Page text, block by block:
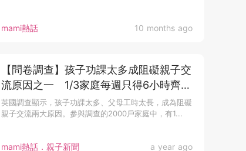
mami熱話 10 months ago
mami熱話．親子新聞 a year ago
【問卷調查】孩子功課太多成阻礙親子交
流原因之一 1/3家庭每週只得6小時齊人
親子時間
英國調查顯示，孩子功課太多、父母工時太長，成為阻礙
親子交流兩大原因。參與調查的2000戶家庭中，有1...